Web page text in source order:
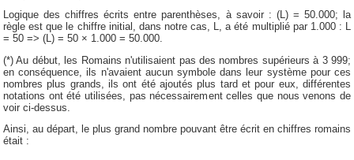
Logique des chiffres écrits entre parenthèses, à savoir : (L) = 50.000; la
règle est que le chiffre initial, dans notre cas, L, a été multiplié par 1.000 : L
= 50 => (L) = 50 × 1.000 = 50.000.
(*) Au début, les Romains n'utilisaient pas des nombres supérieurs à 3 999;
en conséquence, ils n'avaient aucun symbole dans leur système pour ces
nombres plus grands, ils ont été ajoutés plus tard et pour eux, différentes
notations ont été utilisées, pas nécessairement celles que nous venons de
voir ci-dessus.
Ainsi, au départ, le plus grand nombre pouvant être écrit en chiffres romains
était :